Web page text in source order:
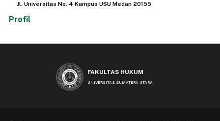
Jl. Universitas No. 4 Kampus USU Medan 20155
Profil
FAKULTAS HUKUM
UNIVERSITAS SUMATERA UTARA